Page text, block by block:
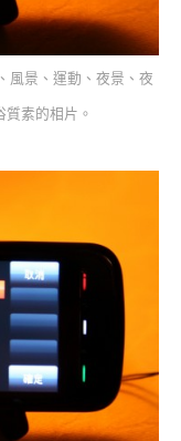
風景、運動、夜景、夜
素的相片。